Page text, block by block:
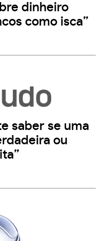
dinheiro
como isca”
saber se uma
ou